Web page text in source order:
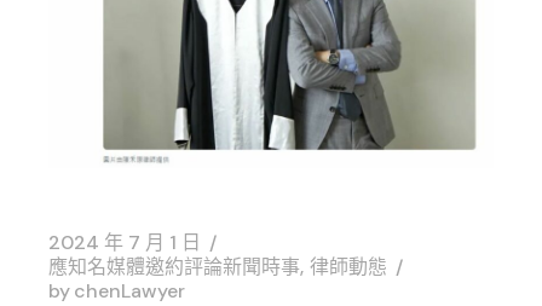
2024 年 7 月 1 日
應知名媒體邀約評論新聞時事 律師動態
bychenLawyer